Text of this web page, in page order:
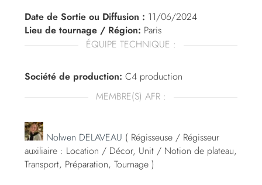
Date de Sortie ou Diffusion : 11/06/2024
Lieu de tournage / Région: Paris
ÉQUIPE TECHNIQUE :
Société de production: C4 production
MEMBRE(S) AFR :
Nolwen DELAVEAU ( Régisseuse / Régisseur
auxiliaire : Location / Décor, Unit / Notion de plateau,
Transport, Préparation, Tournage )